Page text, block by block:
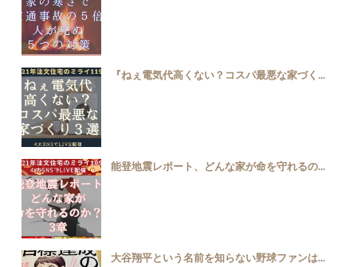
『ねぇ電気代高くない？コスパ最悪な家づく...
能登地震レポート、どんな家が命を守れるの...
大谷翔平という名前を知らない野球ファンは...